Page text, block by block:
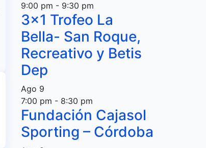
9:00 pm - 9:30 pm
3×1 Trofeo La
Bella- San Roque,
Recreativo y Betis
Dep
Ago 9
7:00 pm - 8:30 pm
Fundación Cajasol
Sporting – Córdoba